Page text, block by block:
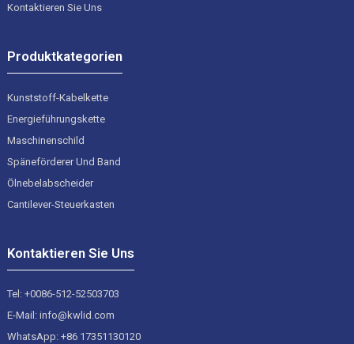
Kontaktieren Sie Uns
Produktkategorien
Kunststoff-Kabelkette
Energieführungskette
Maschinenschild
Späneförderer Und Band
Ölnebelabscheider
Cantilever-Steuerkasten
Kontaktieren Sie Uns
Tel: +0086-512-52503703
E-Mail: info@kwlid.com
WhatsApp: +86 17351130120